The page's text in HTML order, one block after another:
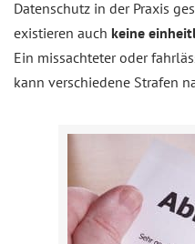
Datenschutz in der Praxis
existieren auch keine
Ein missachteter oder
kann verschiedene Strafen